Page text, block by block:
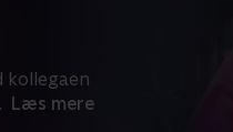
Læs mere